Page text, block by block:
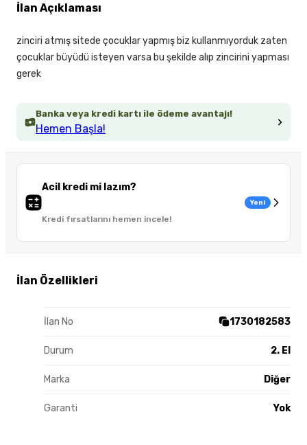
Banka veya kredi kartı ile ödeme avantajı!
Hemen Başla!
Acil kredi mi lazım?
Kredi fırsatlarını hemen incele!
Yeni
İlan Özellikleri
İlan No 1730182583
Durum 2. El
Marka Diğer
Garanti Yok
İlan Açıklaması
zinciri atmış sitede çocuklar yapmış biz kullanmıyorduk zaten
çocuklar büyüdü isteyen varsa bu şekilde alıp zincirini yapması
gerek